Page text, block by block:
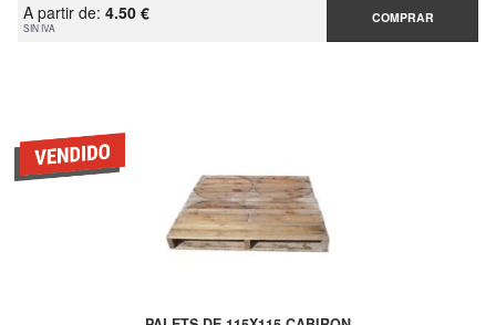
A partir de: 4.50 €
SIN IVA
COMPRAR